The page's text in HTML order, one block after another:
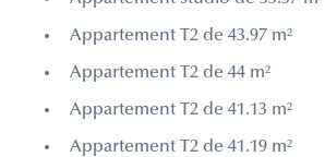
Appartement T2 de 43.97 m²
Appartement T2 de 44 m²
Appartement T2 de 41.13 m²
Appartement T2 de 41.19 m²